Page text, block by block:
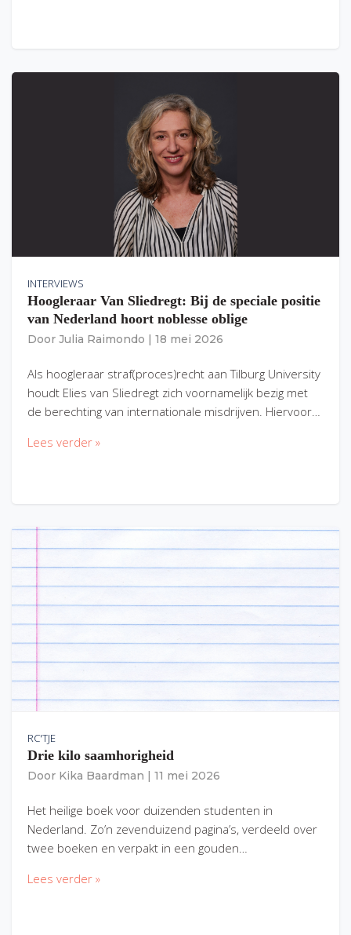
INTERVIEWS
Hoogleraar Van Sliedregt: Bij de speciale positie
van Nederland hoort noblesse oblige
Door Julia Raimondo 18 mei 2026
Als hoogleraar straf(proces)recht aan Tilburg University
houdt Elies van Sliedregt zich voornamelijk bezig met
de berechting van internationale misdrijven. Hiervoor…
Lees verder »
RC'TJE
Drie kilo saamhorigheid
Door Kika Baardman 11 mei 2026
Het heilige boek voor duizenden studenten in
Nederland. Zo’n zevenduizend pagina’s, verdeeld over
twee boeken en verpakt in een gouden…
Lees verder »